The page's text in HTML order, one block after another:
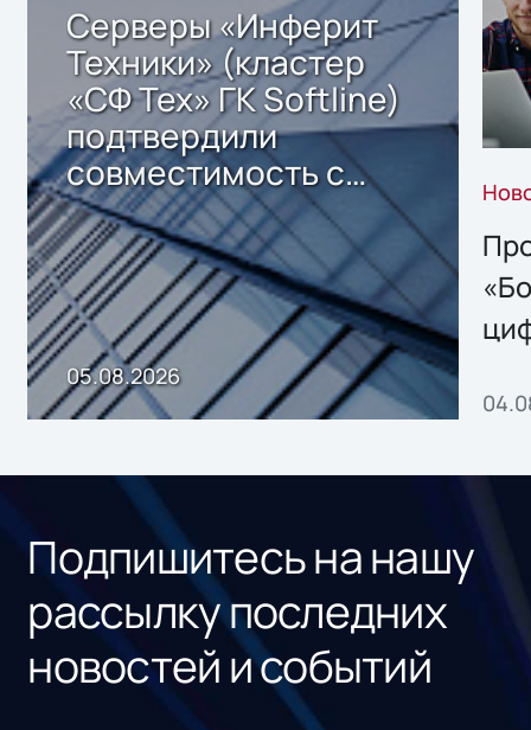
Серверы «Инферит
Техники» (кластер
«СФ Тех» ГК Softline)
подтвердили
совместимость с
решением Sharx
Storage 2.x для
хранения данных
05.08.2026
Подпишитесь на нашу
рассылку последних
новостей и событий